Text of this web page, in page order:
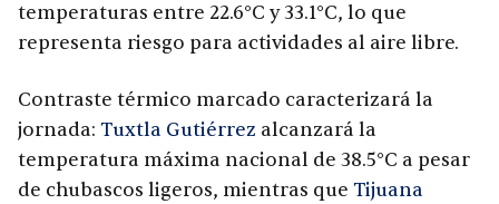
temperaturas entre 22.6°C y 33.1°C, lo que
representa riesgo para actividades al aire libre.
Contraste térmico marcado caracterizará la
jornada: Tuxtla Gutiérrez alcanzará la
temperatura máxima nacional de 38.5°C a pesar
de chubascos ligeros, mientras que Tijuana